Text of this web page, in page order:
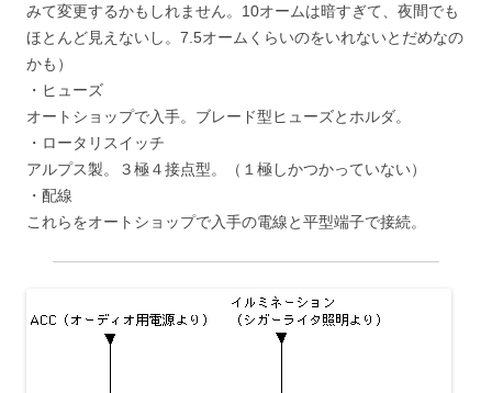
みて変更するかもしれません。10オームは暗すぎて、夜間でも
ほとんど見えないし。7.5オームくらいのをいれないとだめなの
かも）
・ヒューズ
オートショップで入手。ブレード型ヒューズとホルダ。
・ロータリスイッチ
アルプス製。３極４接点型。（１極しかつかっていない）
・配線
これらをオートショップで入手の電線と平型端子で接続。